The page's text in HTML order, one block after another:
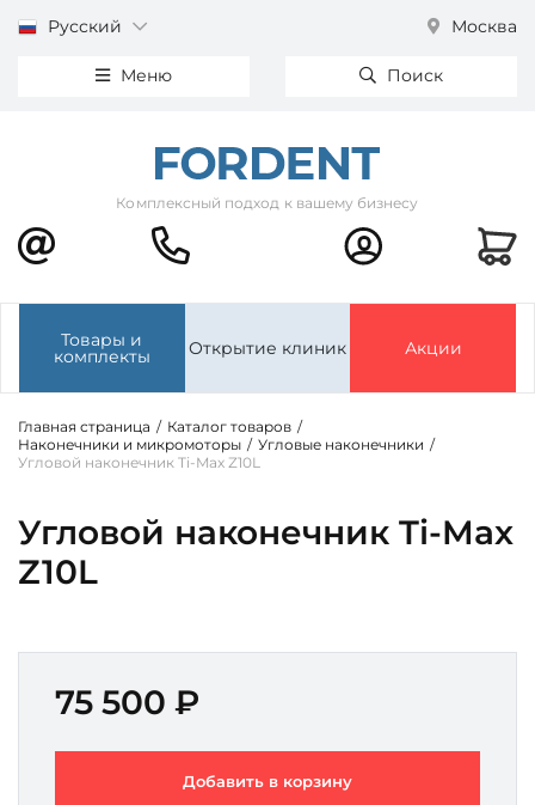
Русский Москва
Меню Поиск
Комплексный подход к вашему бизнесу
Товары и
комплекты Открытие клиник Акции
Главная страница / Каталог товаров /
Наконечники и микромоторы / Угловые наконечники /
Угловой наконечник Ti-Max Z10L
Угловой наконечник Ti-Max
Z10L
75 500 ₽
Добавить в корзину